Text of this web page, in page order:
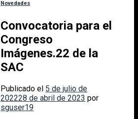
Novedades
Convocatoria para el
Congreso
Imágenes.22 de la
SAC
Publicado el 5 de julio de
202228 de abril de 2023 por
sguser19